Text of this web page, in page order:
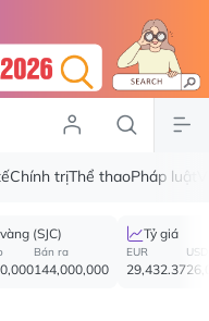
Chính trịThể thaoPháp luật
(SJC)
Bán ra
144,000,000
Tỷ giá
EUR
29,432.37
USD